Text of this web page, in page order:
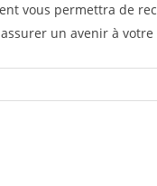
vous permettra de
un avenir à votre